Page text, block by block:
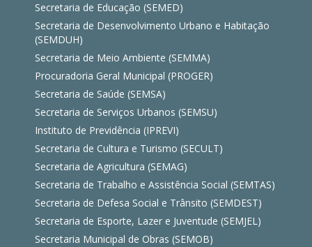
Secretaria de Educação (SEMED)
Secretaria de Desenvolvimento Urbano e Habitação
(SEMDUH)
Secretaria de Meio Ambiente (SEMMA)
Procuradoria Geral Municipal (PROGER)
Secretaria de Saúde (SEMSA)
Secretaria de Serviços Urbanos (SEMSU)
Instituto de Previdência (IPREVI)
Secretaria de Cultura e Turismo (SECULT)
Secretaria de Agricultura (SEMAG)
Secretaria de Trabalho e Assistência Social (SEMTAS)
Secretaria de Defesa Social e Trânsito (SEMDEST)
Secretaria de Esporte, Lazer e Juventude (SEMJEL)
Secretaria Municipal de Obras (SEMOB)